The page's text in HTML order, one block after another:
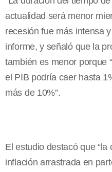
actualidad será menor
recesión fue más intensa
informe, y señaló que la
también es menor porque
el PIB podría caer hasta
más de 10%”.
El estudio destacó que
inflación arrastrada en